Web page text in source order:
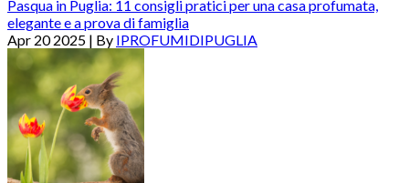
Pasqua in Puglia: 11 consigli pratici per una casa profumata,
elegante e a prova di famiglia
Apr 20 2025 | By IPROFUMIDIPUGLIA